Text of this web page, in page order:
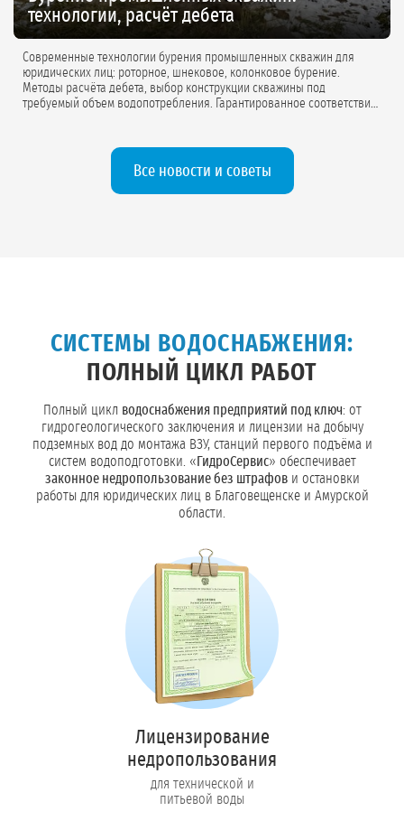
технологии, расчёт дебета
Современные технологии бурения промышленных скважин для
юридических лиц: роторное, шнековое, колонковое бурение.
Методы расчёта дебета, выбор конструкции скважины под
требуемый объем водопотребления. Гарантированное соответствие
Все новости и советы
СИСТЕМЫ ВОДОСНАБЖЕНИЯ:
ПОЛНЫЙ ЦИКЛ РАБОТ
Полный цикл водоснабжения предприятий под ключ: от
гидрогеологического заключения и лицензии на добычу
подземных вод до монтажа ВЗУ, станций первого подъёма и
систем водоподготовки. «ГидроСервис» обеспечивает
законное недропользование без штрафови остановки
работы для юридических лиц в Благовещенске и Амурской
области.
Лицензирование
недропользования
для технической и
питьевой воды